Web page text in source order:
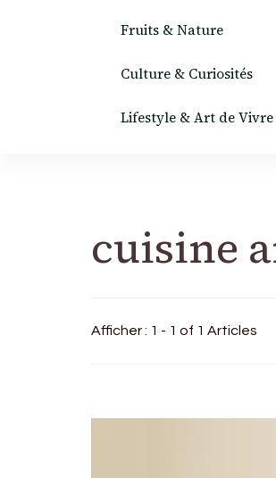
Fruits & Nature
Culture & Curiosités
Lifestyle & Art de Vivre
cuisine
Afficher : 1 - 1 of 1 Articles